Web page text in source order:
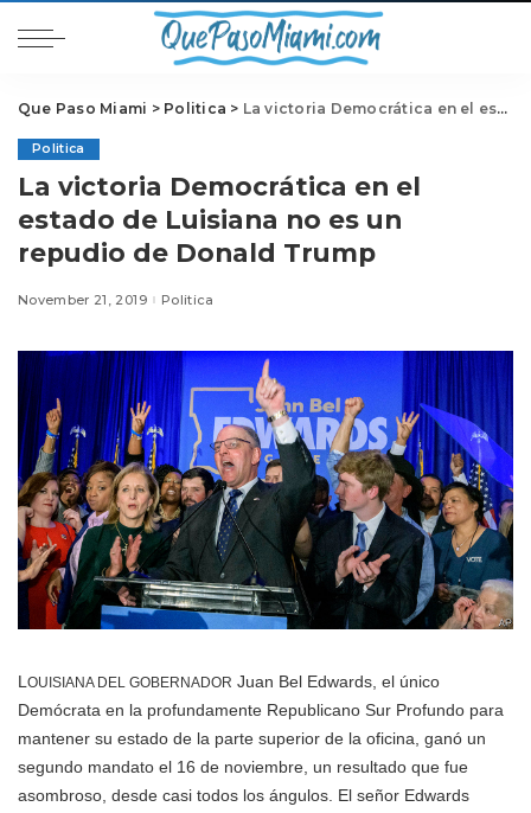
Que Paso Miami > Politica > La victoria Democrática en el estado de Luisiana no es un repudio de Donald Trump
Politica
La victoria Democrática en el
estado de Luisiana no es un
repudio de Donald Trump
November 21, 2019 Politica
L OUISIANA DEL GOBERNADOR Juan Bel Edwards, el único
Demócrata en la profundamente Republicano Sur Profundo para
mantener su estado de la parte superior de la oficina, ganó un
segundo mandato el 16 de noviembre, un resultado que fue
asombroso, desde casi todos los ángulos. El señor Edwards